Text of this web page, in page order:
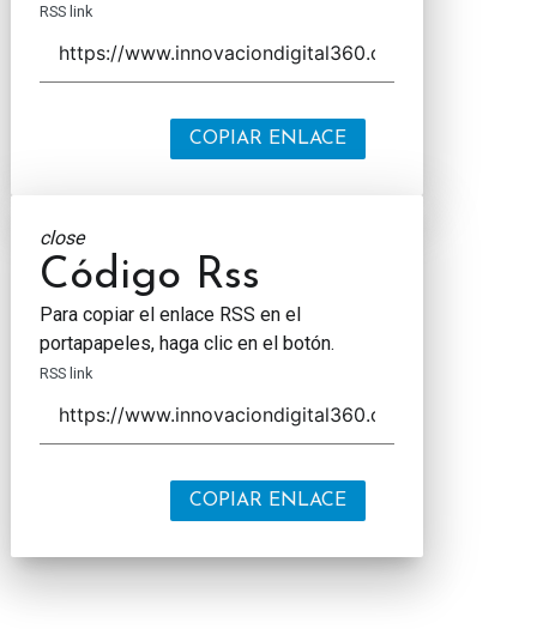
RSS link
COPIAR ENLACE
close
Código Rss
Para copiar el enlace RSS en el
portapapeles, haga clic en el botón.
RSS link
COPIAR ENLACE